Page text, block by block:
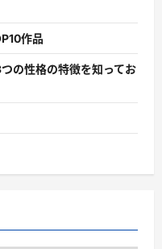
作品
の性格の特徴を知ってお